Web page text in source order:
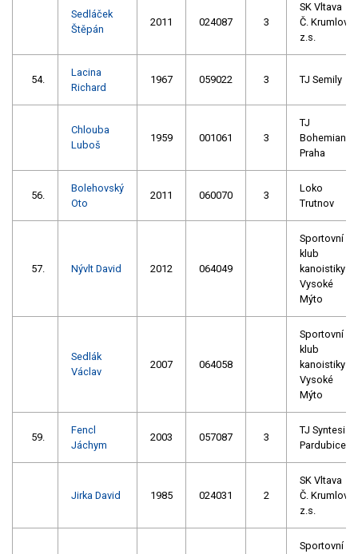
Sedláček
Štěpán
2011 024087 3
SK Vltava
Č. Krumlov
z.s.
54.
Lacina
Richard
1967 059022 3 TJ Semily
Chlouba
Luboš
1959 001061 3
TJ
Bohemians
Praha
56.
Bolehovský
Oto
2011 060070 3
Loko
Trutnov
57. Nývlt David 2012 064049
Sportovní
klub
kanoistiky
Vysoké
Mýto
Sedlák
Václav
2007 064058
Sportovní
klub
kanoistiky
Vysoké
Mýto
59.
Fencl
Jáchym
2003 057087 3
TJ Syntesia
Pardubice
Jirka David 1985 024031 2
SK Vltava
Č. Krumlov
z.s.
Sportovní